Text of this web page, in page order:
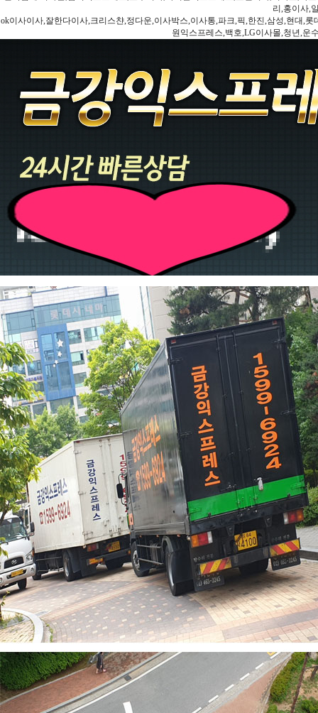
리,홍이사,
ok이사이사,잘한다이사,크리스챤,정다운,이사박스,이사통,파크,픽,한진,삼성,현대,
원익스프레스,백호,LG이사몰,청년,운